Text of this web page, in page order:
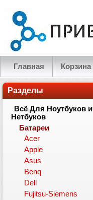
Главная Корзина
Разделы
Всё Для Ноутбуков и
Нетбуков
Батареи
Acer
Apple
Asus
Benq
Dell
Fujitsu-Siemens